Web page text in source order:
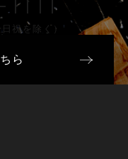
祝を除く）
ら